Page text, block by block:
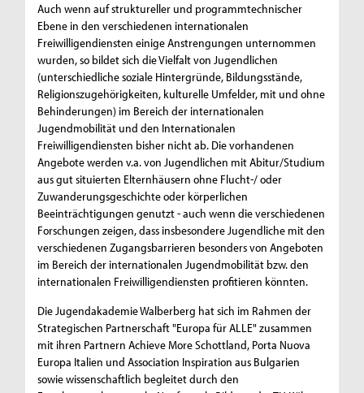
Auch wenn auf struktureller und programmtechnischer
Ebene in den verschiedenen internationalen
Freiwilligendiensten einige Anstrengungen unternommen
wurden, so bildet sich die Vielfalt von Jugendlichen
(unterschiedliche soziale Hintergründe, Bildungsstände,
Religionszugehörigkeiten, kulturelle Umfelder, mit und ohne
Behinderungen) im Bereich der internationalen
Jugendmobilität und den Internationalen
Freiwilligendiensten bisher nicht ab. Die vorhandenen
Angebote werden v.a. von Jugendlichen mit Abitur/Studium
aus gut situierten Elternhäusern ohne Flucht-/ oder
Zuwanderungsgeschichte oder körperlichen
Beeinträchtigungen genutzt - auch wenn die verschiedenen
Forschungen zeigen, dass insbesondere Jugendliche mit den
verschiedenen Zugangsbarrieren besonders von Angeboten
im Bereich der internationalen Jugendmobilität bzw. den
internationalen Freiwilligendiensten profitieren könnten.
Die Jugendakademie Walberberg hat sich im Rahmen der
Strategischen Partnerschaft "Europa für ALLE" zusammen
mit ihren Partnern Achieve More Schottland, Porta Nuova
Europa Italien und Association Inspiration aus Bulgarien
sowie wissenschaftlich begleitet durch den